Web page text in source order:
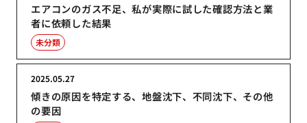
エアコンのガス不足、私が実際に試した確認方法と業
者に依頼した結果
未分類
傾きの原因を特定する、地盤沈下、不同沈下、その他
の要因
2025.05.27